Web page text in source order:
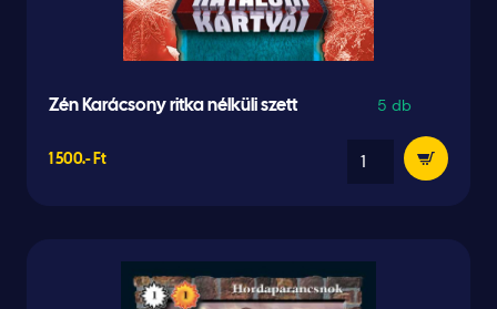
Zén Karácsony ritka nélküli szett 5 db
1 500.- Ft